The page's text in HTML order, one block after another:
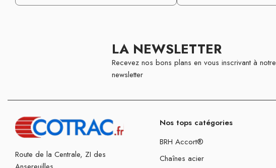
LA NEWSLETTER
Recevez nos bons plans en vous inscrivant à notre
newsletter
Route de la Centrale, ZI des
Nos tops catégories
BRH Accort®
Chaînes acier